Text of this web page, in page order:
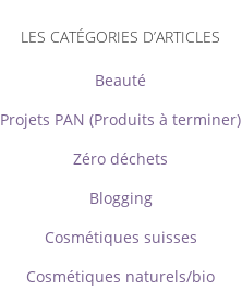
LES CATÉGORIES D’ARTICLES
Beauté
Projets PAN (Produits à terminer)
Zéro déchets
Blogging
Cosmétiques suisses
Cosmétiques naturels/bio